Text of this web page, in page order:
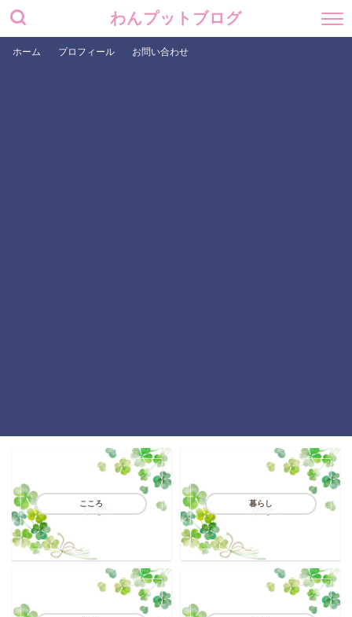
わんプットブログ
ホーム プロフィール お問い合わせ
こころ 暮らし